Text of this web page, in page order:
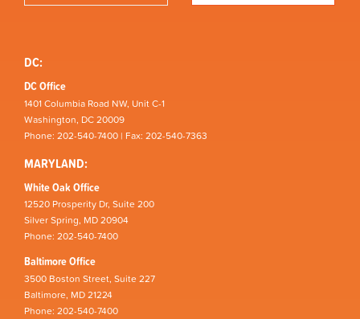
DC:
DC Office
1401 Columbia Road NW, Unit C-1
Washington, DC 20009
Phone: 202-540-7400 | Fax: 202-540-7363
MARYLAND:
White Oak Office
12520 Prosperity Dr, Suite 200
Silver Spring, MD 20904
Phone: 202-540-7400
Baltimore Office
3500 Boston Street, Suite 227
Baltimore, MD 21224
Phone: 202-540-7400